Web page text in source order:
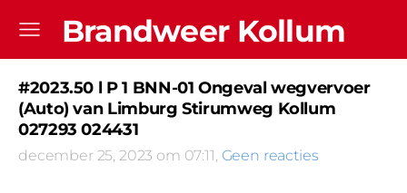
Brandweer Kollum
#2023.50 l P 1 BNN-01 Ongeval wegvervoer
(Auto) van Limburg Stirumweg Kollum
027293 024431
december 25, 2023 om 07:11, Geen reacties